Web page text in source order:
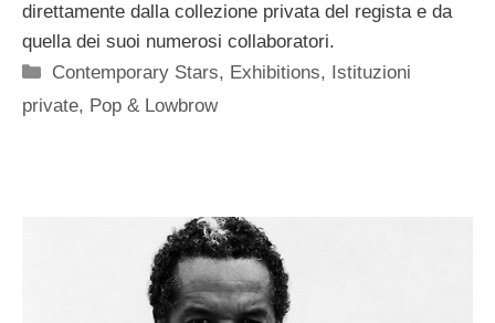
direttamente dalla collezione privata del regista e da
quella dei suoi numerosi collaboratori.
Categorie
Contemporary Stars, Exhibitions, Istituzioni
private, Pop & Lowbrow